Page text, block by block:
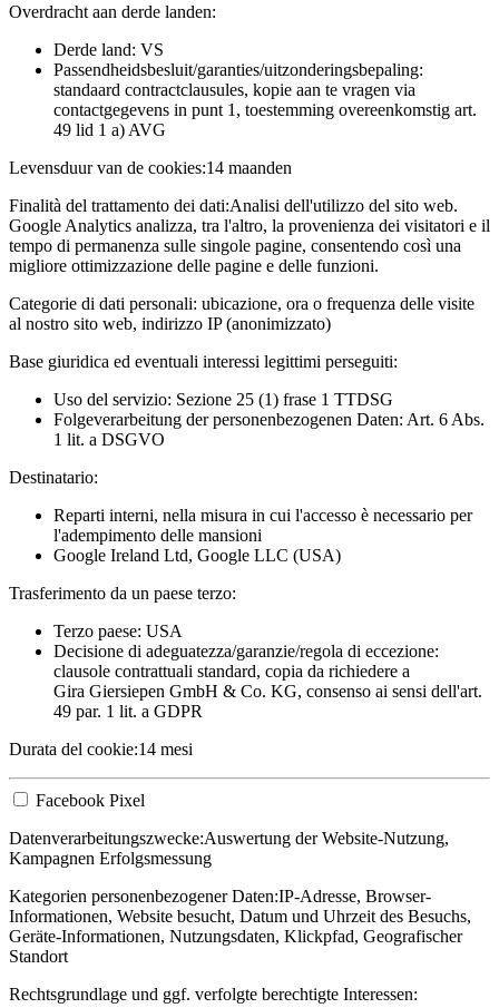
Overdracht aan derde landen:
Derde land: VS
Passendheidsbesluit/garanties/uitzonderingsbepaling:
standaard contractclausules, kopie aan te vragen via
contactgegevens in punt 1, toestemming overeenkomstig art.
49 lid 1 a) AVG
Levensduur van de cookies:14 maanden
Finalità del trattamento dei dati:Analisi dell'utilizzo del sito web.
Google Analytics analizza, tra l'altro, la provenienza dei visitatori e il
tempo di permanenza sulle singole pagine, consentendo così una
migliore ottimizzazione delle pagine e delle funzioni.
Categorie di dati personali: ubicazione, ora o frequenza delle visite
al nostro sito web, indirizzo IP (anonimizzato)
Base giuridica ed eventuali interessi legittimi perseguiti:
Uso del servizio: Sezione 25 (1) frase 1 TTDSG
Folgeverarbeitung der personenbezogenen Daten: Art. 6 Abs.
1 lit. a DSGVO
Destinatario:
Reparti interni, nella misura in cui l'accesso è necessario per
l'adempimento delle mansioni
Google Ireland Ltd, Google LLC (USA)
Trasferimento da un paese terzo:
Terzo paese: USA
Decisione di adeguatezza/garanzie/regola di eccezione:
clausole contrattuali standard, copia da richiedere a
Gira Giersiepen GmbH & Co. KG, consenso ai sensi dell'art.
49 par. 1 lit. a GDPR
Durata del cookie:14 mesi
Facebook Pixel
Datenverarbeitungszwecke:Auswertung der Website-Nutzung,
Kampagnen Erfolgsmessung
Kategorien personenbezogener Daten:IP-Adresse, Browser-
Informationen, Website besucht, Datum und Uhrzeit des Besuchs,
Geräte-Informationen, Nutzungsdaten, Klickpfad, Geografischer
Standort
Rechtsgrundlage und ggf. verfolgte berechtigte Interessen: